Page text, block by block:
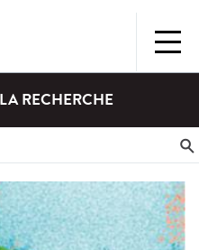
RECHERCHE